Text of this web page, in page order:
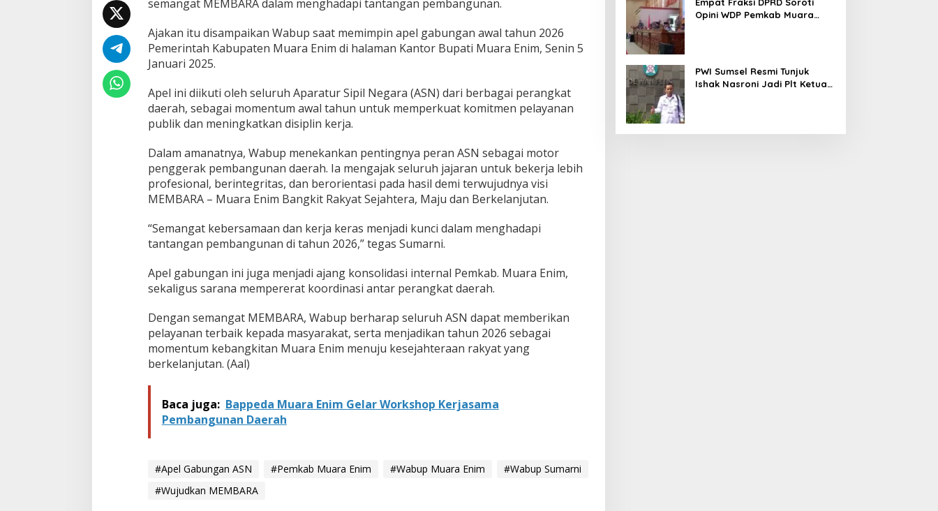
a
A
S
j
u
d
n
S
e
m
g
a
M
E
M
A
R
A
semangat MEMBARA dalam menghadapi tantangan pembangunan.
Ajakan itu disampaikan Wabup saat memimpin apel gabungan awal tahun 2026
Pemerintah Kabupaten Muara Enim di halaman Kantor Bupati Muara Enim, Senin 5
Januari 2025.
Apel ini diikuti oleh seluruh Aparatur Sipil Negara (ASN) dari berbagai perangkat
daerah, sebagai momentum awal tahun untuk memperkuat komitmen pelayanan
publik dan meningkatkan disiplin kerja.
Dalam amanatnya, Wabup menekankan pentingnya peran ASN sebagai motor
penggerak pembangunan daerah. Ia mengajak seluruh jajaran untuk bekerja lebih
profesional, berintegritas, dan berorientasi pada hasil demi terwujudnya visi
MEMBARA – Muara Enim Bangkit Rakyat Sejahtera, Maju dan Berkelanjutan.
“Semangat kebersamaan dan kerja keras menjadi kunci dalam menghadapi
tantangan pembangunan di tahun 2026,” tegas Sumarni.
Apel gabungan ini juga menjadi ajang konsolidasi internal Pemkab. Muara Enim,
sekaligus sarana mempererat koordinasi antar perangkat daerah.
Dengan semangat MEMBARA, Wabup berharap seluruh ASN dapat memberikan
pelayanan terbaik kepada masyarakat, serta menjadikan tahun 2026 sebagai
momentum kebangkitan Muara Enim menuju kesejahteraan rakyat yang
berkelanjutan. (Aal)
Baca juga: Bappeda Muara Enim Gelar Workshop Kerjasama
Pembangunan Daerah
#Apel Gabungan ASN #Pemkab Muara Enim #Wabup Muara Enim
#Wabup Sumarni
#Wujudkan MEMBARA
Opini WDP Pemkab Muara
PWI Sumsel Resmi Tunjuk
Ishak Nasroni Jadi Plt Ketua